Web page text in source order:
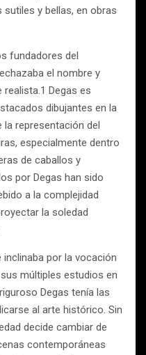
y bellas, en obras
fundadores del
el nombre y
Degas es
dibujantes en la
representación del
especialmente dentro
de caballos y
por Degas han sido
a la complejidad
la soledad
inclinaba por la vocación
múltiples estudios en
Degas tenía las
al arte histórico. Sin
decide cambiar de
contemporáneas